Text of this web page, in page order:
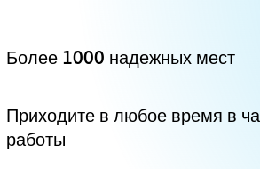
Более 1000 надежных мест
Приходите в любое время в
работы